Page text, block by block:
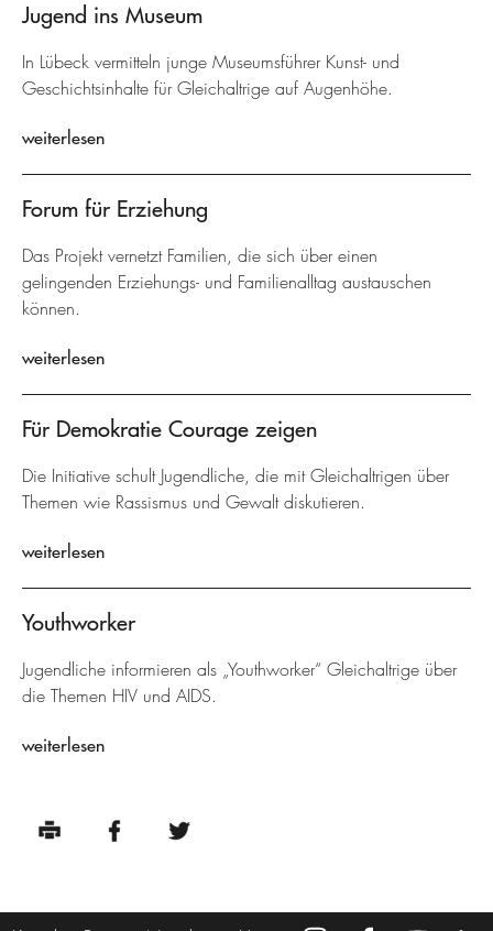
Jugend ins Museum
In Lübeck vermitteln junge Museumsführer Kunst- und
Geschichtsinhalte für Gleichaltrige auf Augenhöhe.
weiterlesen
Forum für Erziehung
Das Projekt vernetzt Familien, die sich über einen
gelingenden Erziehungs- und Familienalltag austauschen
können.
weiterlesen
Für Demokratie Courage zeigen
Die Initiative schult Jugendliche, die mit Gleichaltrigen über
Themen wie Rassismus und Gewalt diskutieren.
weiterlesen
Youthworker
Jugendliche informieren als „Youthworker“ Gleichaltrige über
die Themen HIV und AIDS.
weiterlesen